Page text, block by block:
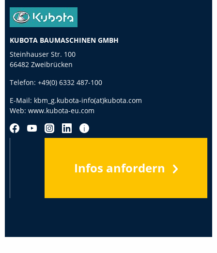
KUBOTA BAUMASCHINEN GMBH
Steinhauser Str. 100
66482 Zweibrücken
Telefon: +49(0) 6332 487-100
E-Mail: kbm_g.kubota-info(at)kubota.com
Web: www.kubota-eu.com
Infos anfordern